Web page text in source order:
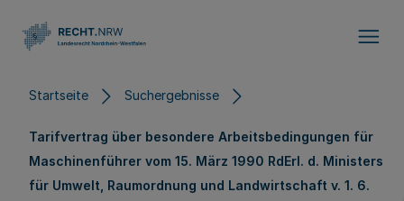
Startseite Suchergebnisse
Tarifvertrag über besondere Arbeitsbedingungen für
Maschinenführer vom 15. März 1990 RdErl. d. Ministers
für Umwelt, Raumordnung und Landwirtschaft v. 1. 6.